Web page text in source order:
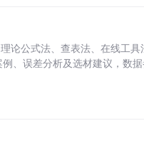
论公式法、查表法、在线工
、误差分析及选材建议，数